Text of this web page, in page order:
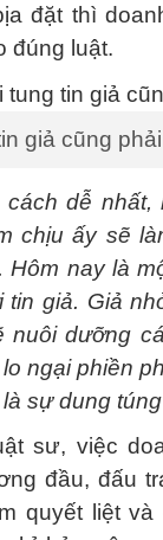
đặt thì
đúng luật.
giả cũng
cách dễ
chịu ấy sẽ
Hôm nay là
tin giả. Giả
nuôi dưỡng
ngại phiền
sự dung
sư, việc
đầu, đấu
quyết liệt